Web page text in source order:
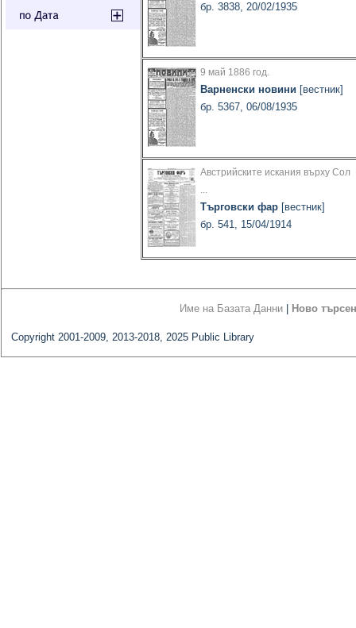
бр. 3838, 20/02/1935
9 май 1886 год.
Варненски новини [вестник]
бр. 5367, 06/08/1935
Австрийските искания върху Сол
...
Търговски фар [вестник]
бр. 541, 15/04/1914
Име на Базата Данни Ново
Copyright 2001-2009, 2013-2018, 2025 Public Library